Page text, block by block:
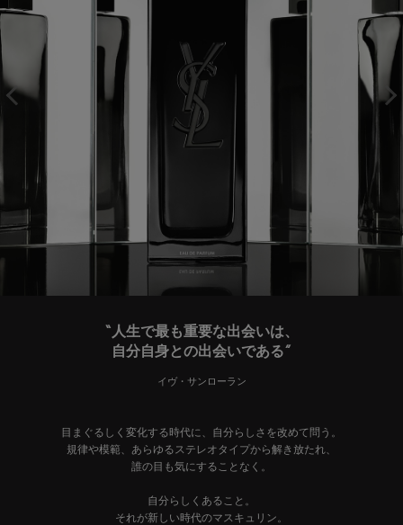
“人生で最も重要な出会いは、
自分自身との出会いである”
イヴ・サンローラン
目まぐるしく変化する時代に、自分らしさを改めて問う。
規律や模範、あらゆるステレオタイプから解き放たれ、
誰の目も気にすることなく。
自分らしくあること。
それが新しい時代のマスキュリン。